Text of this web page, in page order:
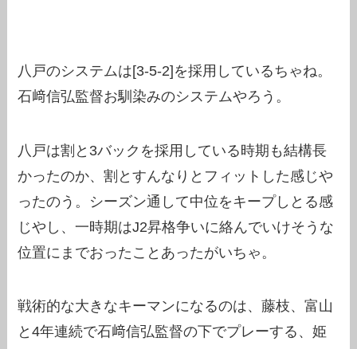
八戸のシステムは[3-5-2]を採用しているちゃね。
石﨑信弘監督お馴染みのシステムやろう。
八戸は割と3バックを採用している時期も結構長
かったのか、割とすんなりとフィットした感じや
ったのう。シーズン通して中位をキープしとる感
じやし、一時期はJ2昇格争いに絡んでいけそうな
位置にまでおったことあったがいちゃ。
戦術的な大きなキーマンになるのは、藤枝、富山
と4年連続で石﨑信弘監督の下でプレーする、姫